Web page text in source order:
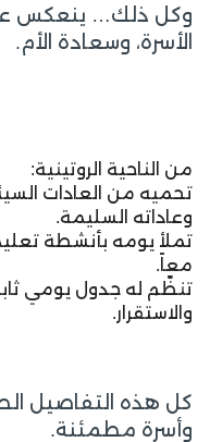
وكل ذلك… ينعكس
الأسرة، وسعادة الأم.
من الناحية الروتينية:
تحميه من العادات
وعاداته السليمة.
تملأ يومه بأنشطة
معاً.
تنظّم له جدول يومي
والاستقرار.
كل هذه التفاصيل
وأسرة مطمئنة.